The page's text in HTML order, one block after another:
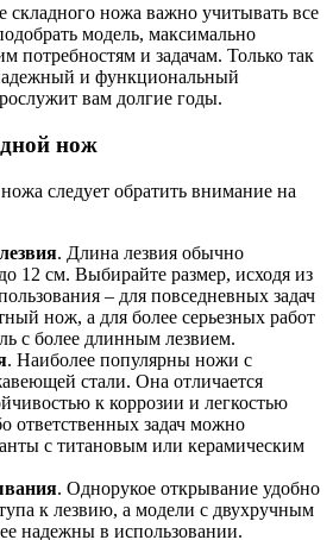
складного ножа важно учитывать все
модель, максимально
потребностям и задачам. Только так
и функциональный
вам долгие годы.
нож
следует обратить внимание на
. Длина лезвия обычно
12 см. Выбирайте размер, исходя из
– для повседневных задач
нож, а для более серьезных работ
с более длинным лезвием.
. Наиболее популярны ножи с
стали. Она отличается
к коррозии и легкостью
ответственных задач можно
с титановым или керамическим
. Однорукое открывание удобно
к лезвию, а модели с двухручным
надежны в использовании.